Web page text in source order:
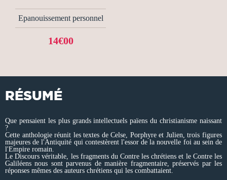
Epanouissement personnel
14€00
RÉSUMÉ
Que pensaient les plus grands intellectuels païens du christianisme naissant
?
Cette anthologie réunit les textes de Celse, Porphyre et Julien, trois figures
majeures de l'Antiquité qui contestèrent l'essor de la nouvelle foi au sein de
l'Empire romain.
Le Discours véritable, les fragments du Contre les chrétiens et le Contre les
Galiléens nous sont parvenus de manière fragmentaire, préservés par les
réponses mêmes des auteurs chrétiens qui les combattaient.